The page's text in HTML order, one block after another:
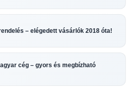
– elégedett vásárlók 2018 óta!
cég – gyors és megbízható